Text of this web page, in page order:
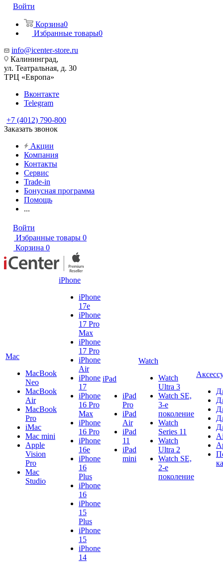
Войти
Корзина0
Избранные товары0
info@icenter-store.ru
Калининград,
ул. Театральная, д. 30
ТРЦ «Европа»
Вконтакте
Telegram
+7 (4012) 790-800
Заказать звонок
Акции
Компания
Контакты
Сервис
Trade-in
Бонусная программа
Помощь
...
Войти
Избранные товары 0
Корзина 0
Mac
MacBook
Neo
MacBook
Air
MacBook
Pro
iMac
Mac mini
Apple
Vision
Pro
Mac
Studio
iPhone
iPhone
17e
iPhone
17 Pro
Max
iPhone
17 Pro
iPhone
Air
iPhone
17
iPhone
16 Pro
Max
iPhone
16 Pro
iPhone
16e
iPhone
16
Plus
iPhone
16
iPhone
15
Plus
iPhone
15
iPhone
14
iPad
iPad
Pro
iPad
Air
iPad
11
iPad
mini
Watch
Watch
Ultra 3
Watch SE,
3-е
поколение
Watch
Series 11
Watch
Ultra 2
Watch SE,
2-е
поколение